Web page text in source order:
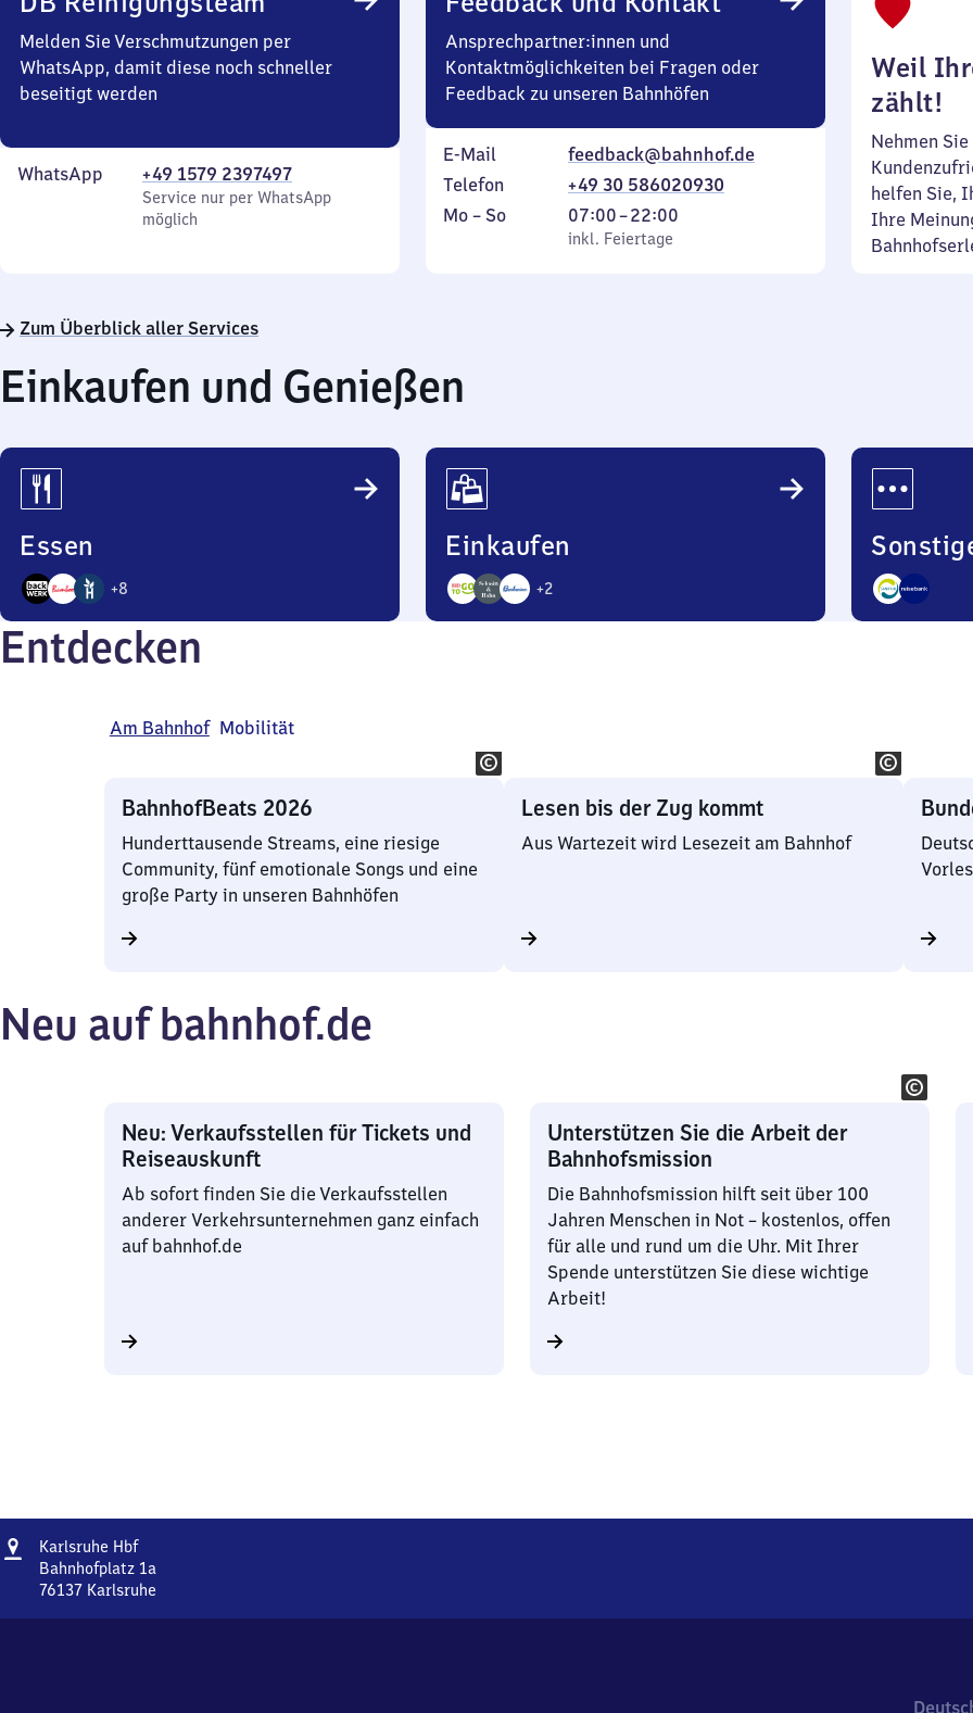
Melden Sie Verschmutzungen per
WhatsApp, damit diese noch schneller
beseitigt werden
WhatsApp +49 1579 2397497
Service nur per WhatsApp
möglich
Ansprechpartner:innen und
Kontaktmöglichkeiten bei Fragen oder
Feedback zu unseren Bahnhöfen
E-Mail
feedback@bahnhof.de
Telefon
+49 30 586020930
Montag
Mo – So,
inkl. Feiertage
07:00–22:00
Von
7
inkl. Feiertage
Weil
zählt!
Nehmen
helfen Sie,
Ihre
Zum Überblick aller Services
Einkaufen und Genießen
Essen
+8
11
Angebote
Einkaufen
+2
5
2
Entdecken
Am Bahnhof Mobilität
BahnhofBeats 2026
Hunderttausende Streams, eine riesige
Community, fünf emotionale Songs und eine
große Party in unseren Bahnhöfen
Lesen bis der Zug kommt
Aus Wartezeit wird Lesezeit am Bahnhof
Neu auf bahnhof.de
Neu: Verkaufsstellen für Tickets und
Reiseauskunft
Ab sofort finden Sie die Verkaufsstellen
anderer Verkehrsunternehmen ganz einfach
auf bahnhof.de
Unterstützen Sie die Arbeit der
Bahnhofsmission
Die Bahnhofsmission hilft seit über 100
Jahren Menschen in Not – kostenlos, offen
für alle und rund um die Uhr. Mit Ihrer
Spende unterstützen Sie diese wichtige
Arbeit!
Adresse
Karlsruhe HbfKarlsruhe
Hauptbahnhof
Bahnhofplatz 1a
76137 Karlsruhe